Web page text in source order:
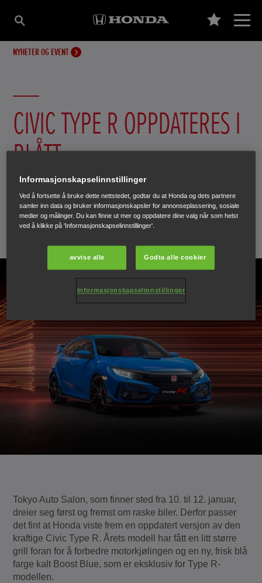
NYHETER OG EVENT
CIVIC TYPE R OPPDATERES I
BLÅTT
Bedre kjøling, kjørekomfort og sikkerhet er noen av
nyhetene i 2020-utgaven av Civic Type R.
Tokyo Auto Salon, som finner sted fra 10. til 12. januar,
dreier seg først og fremst om raske biler. Derfor passer
det fint at Honda viste frem en oppdatert versjon av den
kraftige Civic Type R. Årets modell har fått en litt større
grill foran for å forbedre motorkjølingen og en ny, frisk blå
farge kalt Boost Blue, som er eksklusiv for Type R-
modellen.
Informasjonskapselinnstillinger
Ved å fortsette å bruke dette nettstedet, godtar du at Honda og dets partnere
samler inn data og bruker informasjonskapsler for annonseplassering, sosiale
medier og målinger. Du kan finne ut mer og oppdatere dine valg når som helst
ved å klikke på 'Informasjonskapselinnstillinger'.
avvise alle Godta alle cookier
Informasjonskapselinnstillinger